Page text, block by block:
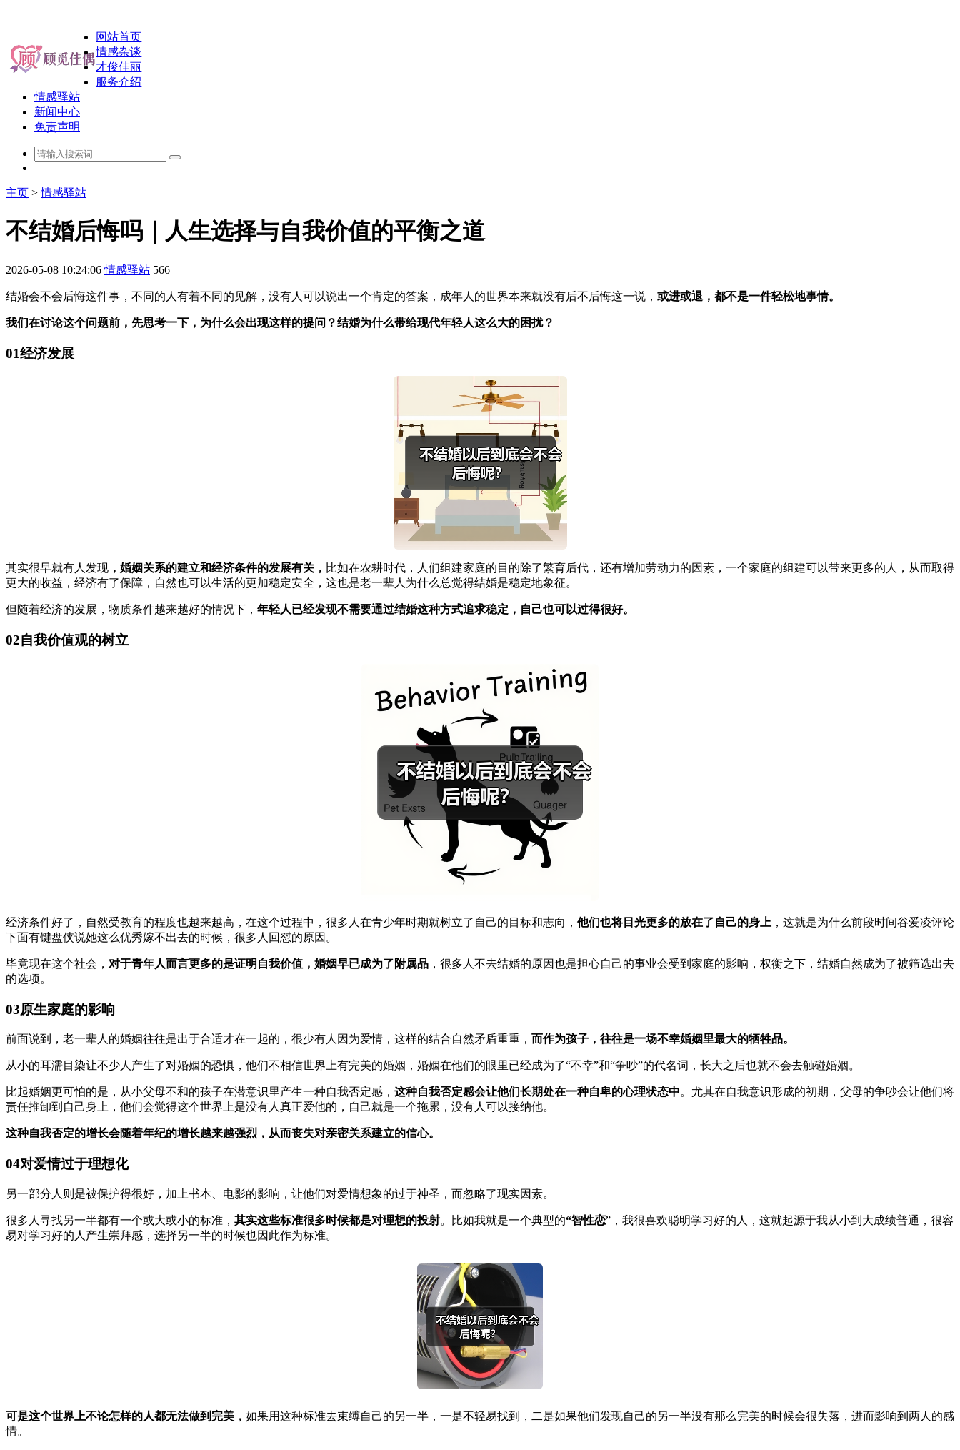
网站首页
情感杂谈
才俊佳丽
服务介绍
情感驿站
新闻中心
免责声明
主页 >情感驿站
不结婚后悔吗｜人生选择与自我价值的平衡之道
2026-05-08 10:24:06 情感驿站 566
结婚会不会后悔这件事，不同的人有着不同的见解，没有人可以说出一个肯定的答案，成年人的世界本来就没有后不后悔这一说， 或进或退，都不是一件轻松地事情。
我们在讨论这个问题前，先思考一下，为什么会出现这样的提问？结婚为什么带给现代年轻人这么大的困扰？
01经济发展
其实很早就有人发现 ，婚姻关系的建立和经济条件的发展有关， 比如在农耕时代，人们组建家庭的目的除了繁育后代，还有增加劳动力的因素，一个家庭的组建可以带来更多的人，从而取得
更大的收益，经济有了保障，自然也可以生活的更加稳定安全，这也是老一辈人为什么总觉得结婚是稳定地象征。
但随着经济的发展，物质条件越来越好的情况下， 年轻人已经发现不需要通过结婚这种方式追求稳定，自己也可以过得很好。
02自我价值观的树立
经济条件好了，自然受教育的程度也越来越高，在这个过程中，很多人在青少年时期就树立了自己的目标和志向， 他们也将目光更多的放在了自己的身上 ，这就是为什么前段时间谷爱凌评论
下面有键盘侠说她这么优秀嫁不出去的时候，很多人回怼的原因。
毕竟现在这个社会， 对于青年人而言更多的是证明自我价值，婚姻早已成为了附属品 ，很多人不去结婚的原因也是担心自己的事业会受到家庭的影响，权衡之下，结婚自然成为了被筛选出去
的选项。
03原生家庭的影响
前面说到，老一辈人的婚姻往往是出于合适才在一起的，很少有人因为爱情，这样的结合自然矛盾重重， 而作为孩子，往往是一场不幸婚姻里最大的牺牲品。
从小的耳濡目染让不少人产生了对婚姻的恐惧，他们不相信世界上有完美的婚姻，婚姻在他们的眼里已经成为了“不幸”和“争吵”的代名词，长大之后也就不会去触碰婚姻。
比起婚姻更可怕的是，从小父母不和的孩子在潜意识里产生一种自我否定感， 这种自我否定感会让他们长期处在一种自卑的心理状态中。尤其在自我意识形成的初期，父母的争吵会让他们将
责任推卸到自己身上，他们会觉得这个世界上是没有人真正爱他的，自己就是一个拖累，没有人可以接纳他。
这种自我否定的增长会随着年纪的增长越来越强烈，从而丧失对亲密关系建立的信心。
04对爱情过于理想化
另一部分人则是被保护得很好，加上书本、电影的影响，让他们对爱情想象的过于神圣，而忽略了现实因素。
很多人寻找另一半都有一个或大或小的标准， 其实这些标准很多时候都是对理想的投射。比如我就是一个典型的“智性恋”，我很喜欢聪明学习好的人，这就起源于我从小到大成绩普通，很容
易对学习好的人产生崇拜感，选择另一半的时候也因此作为标准。
可是这个世界上不论怎样的人都无法做到完美， 如果用这种标准去束缚自己的另一半，一是不轻易找到，二是如果他们发现自己的另一半没有那么完美的时候会很失落，进而影响到两人的感
情。